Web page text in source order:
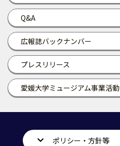
Q&A
広報誌バックナンバー
プレスリリース
愛媛大学ミュージアム事業活動
ポリシー・方針等